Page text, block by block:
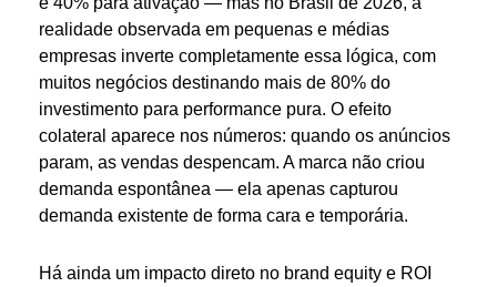
realidade observada em pequenas e médias
empresas inverte completamente essa lógica, com
muitos negócios destinando mais de 80% do
investimento para performance pura. O efeito
colateral aparece nos números: quando os anúncios
param, as vendas despencam. A marca não criou
demanda espontânea — ela apenas capturou
demanda existente de forma cara e temporária.
Há ainda um impacto direto no brand equity e ROI